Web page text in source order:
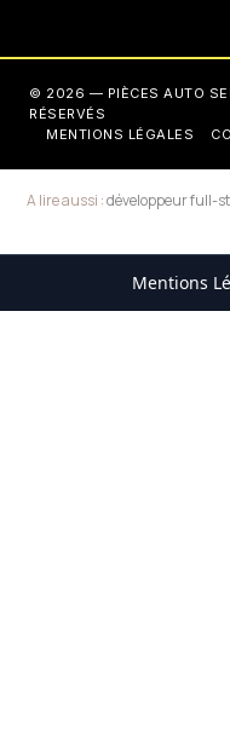
© 2026 — PIÈCES AUTO
RÉSERVÉS
MENTIONS LÉGALES
A lire aussi :développeur full-
Mentions